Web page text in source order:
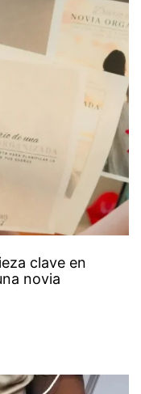
clave en
novia